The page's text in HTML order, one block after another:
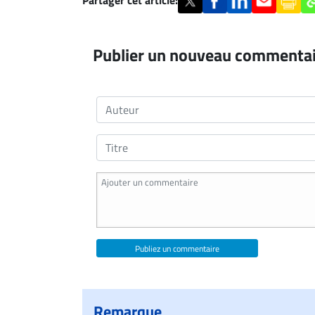
Publier un nouveau
Publiez un commentaire